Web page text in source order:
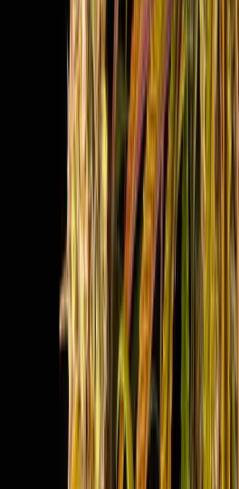
Vapes & Zubehör